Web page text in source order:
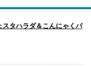
スタハラダ＆こんにゃくパ